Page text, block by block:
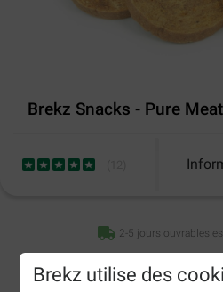
Brekz utilise des
Brekz Snacks - Pure
2-5 jours ouvrables